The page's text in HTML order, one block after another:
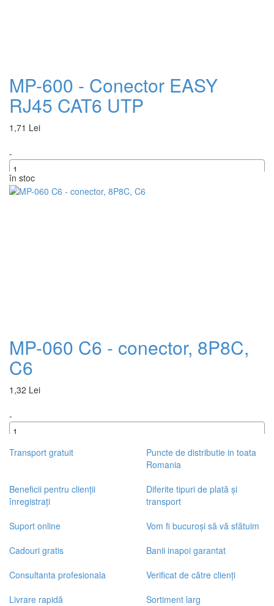
MP-600 - Conector EASY
RJ45 CAT6 UTP
1,71 Lei
-
+
în stoc
MP-060 C6 - conector, 8P8C,
C6
1,32 Lei
-
+
Transport gratuit
Puncte de distributie in toata
Romania
Beneficii pentru clienții
înregistrați
Diferite tipuri de plată și
transport
Suport online
Vom fi bucuroși să vă sfătuim
Cadouri gratis
Banii inapoi garantat
Consultanta profesionala
Verificat de către clienți
Livrare rapidă
Sortiment larg